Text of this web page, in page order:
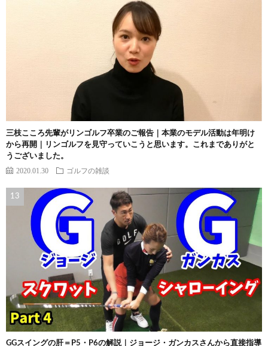
三枝こころ先輩がリンゴルフ卒業のご報告｜本業のモデル活動は年明け
から再開｜リンゴルフを見守っていこうと思います。これまでありがと
うございました。
2020.01.30 ゴルフの雑談
GGスイングの肝＝P5・P6の解説｜ジョージ・ガンカスさんから直接指導